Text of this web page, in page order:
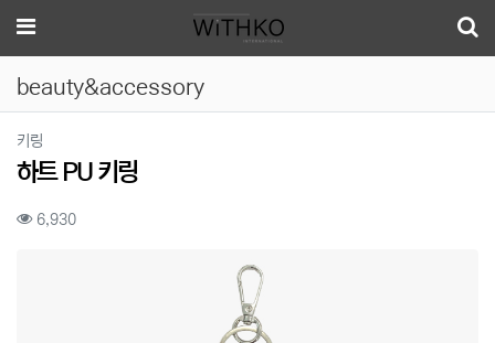
메뉴
beauty&accessory
키링
하트 PU 키링
컨텐츠 정보
6,930조회